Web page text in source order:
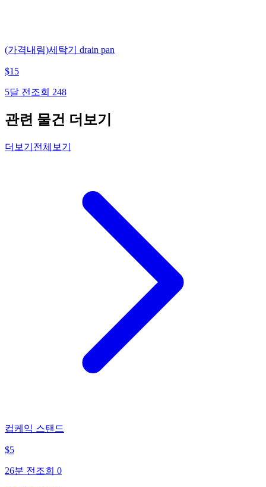
(가격내림)세탁기 drain pan
$15
5달 전 조회 248
관련 물건 더보기
더보기 전체보기
컵케익 스탠드
$5
26분 전 조회 0